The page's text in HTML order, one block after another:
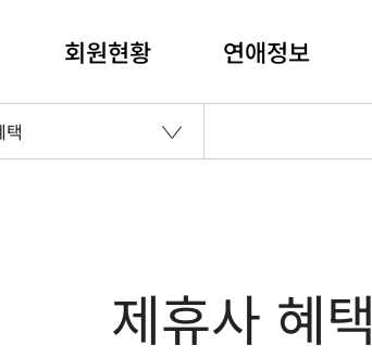
회원현황 연애정보
택
제휴사 혜택